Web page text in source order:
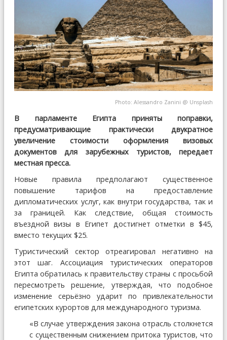
Photo: Alessandro Zanini @ Unsplash
В парламенте Египта приняты поправки,
предусматривающие практически двукратное
увеличение стоимости оформления визовых
документов для зарубежных туристов, передает
местная пресса.
Новые правила предполагают существенное
повышение тарифов на предоставление
дипломатических услуг, как внутри государства, так и
за границей. Как следствие, общая стоимость
въездной визы в Египет достигнет отметки в $45,
вместо текущих $25.
Туристический сектор отреагировал негативно на
этот шаг. Ассоциация туристических операторов
Египта обратилась к правительству страны с просьбой
пересмотреть решение, утверждая, что подобное
изменение серьёзно ударит по привлекательности
египетских курортов для международного туризма.
«В случае утверждения закона отрасль столкнется
с существенным снижением притока туристов, что